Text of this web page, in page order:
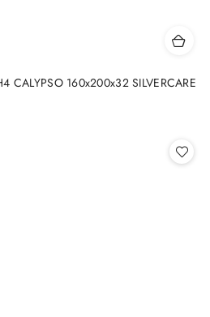
CALYPSO 160x200x32 SILVERCARE